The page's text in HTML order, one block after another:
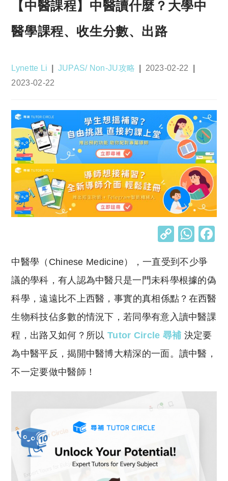
【中醫課程】中醫讀什麼？大學中
醫學課程、收生分數、出路
Post
author:
Lynette Li
Post
JUPAS/ Non-JU攻略
Post
2023-02-22
Post
2023-02-22
C
p
y
Li
n
k
W
at
s
A
p
p
中醫學（Chinese Medicine），一直受到不少爭
議的學科，有人認為中醫只是一門未科學根據的偽
科學，遠遠比不上西醫，事實的真相係點？在西醫
生物科技佔多數的情況下，若同學有意入讀中醫課
程，出路又如何？所以Tutor Circle 尋補 決定要
為中醫平反，揭開中醫博大精深的一面。讀中醫，
不一定要做中醫師！